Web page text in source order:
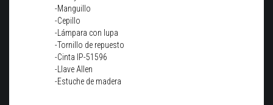
-Manguillo
-Cepillo
-Lámpara con lupa
-Tornillo de repuesto
-Cinta IP-51596
-Llave Allen
-Estuche de madera